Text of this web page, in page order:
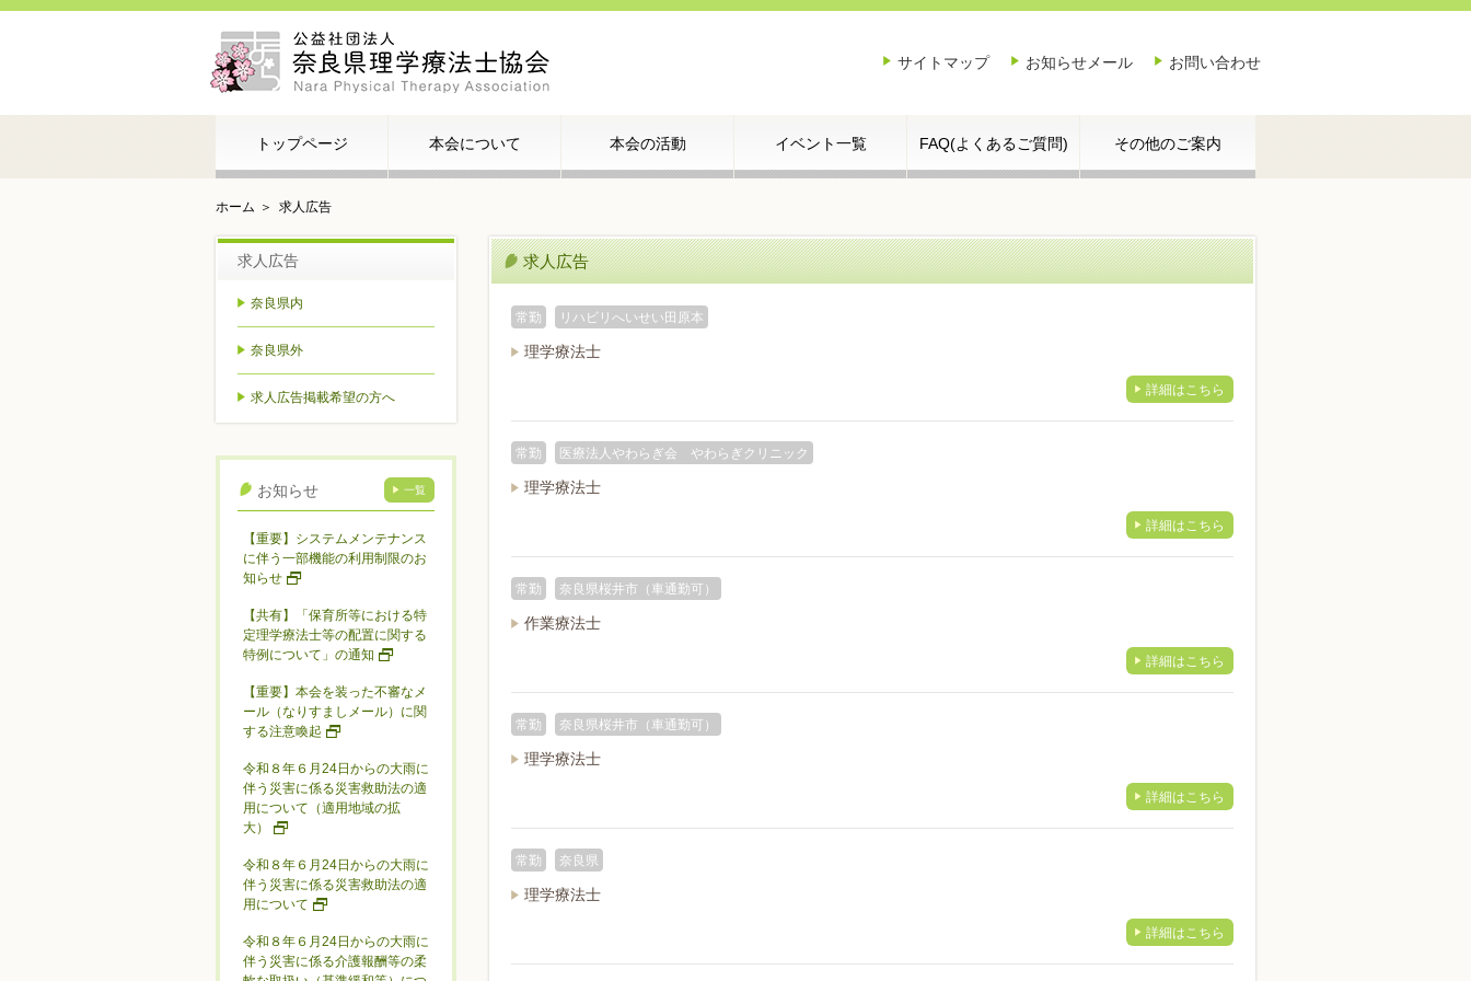
お問い合わせ
お知らせメール
サイトマップ
トップページ 本会について 本会の活動 イベント一覧 FAQ(よくあるご質問) その他のご案内
ホーム 求人広告
求人広告
常勤 リハビリへいせい田原本
理学療法士
詳細はこちら
常勤 医療法人やわらぎ会 やわらぎクリニック
理学療法士
詳細はこちら
常勤 奈良県桜井市（車通勤可）
作業療法士
詳細はこちら
常勤 奈良県桜井市（車通勤可）
理学療法士
詳細はこちら
常勤 奈良県
理学療法士
詳細はこちら
求人広告
奈良県内
奈良県外
求人広告掲載希望の方へ
お知らせ 一覧
【重要】システムメンテナンス
に伴う一部機能の利用制限のお
知らせ
【共有】「保育所等における特
定理学療法士等の配置に関する
特例について」の通知
【重要】本会を装った不審なメ
ール（なりすましメール）に関
する注意喚起
令和８年６月24日からの大雨に
伴う災害に係る災害救助法の適
用について（適用地域の拡
大）
令和８年６月24日からの大雨に
伴う災害に係る災害救助法の適
用について
令和８年６月24日からの大雨に
伴う災害に係る介護報酬等の柔